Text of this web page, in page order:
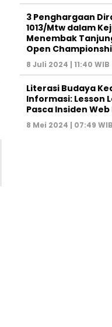
3 Penghargaan
1013/Mtw dalam
Menembak
Open
8 Juli 2024 | 11:40 WIB
Literasi Budaya
Informasi: Lesson
Pasca Insiden
8 Mei 2024 | 07:49 WIB